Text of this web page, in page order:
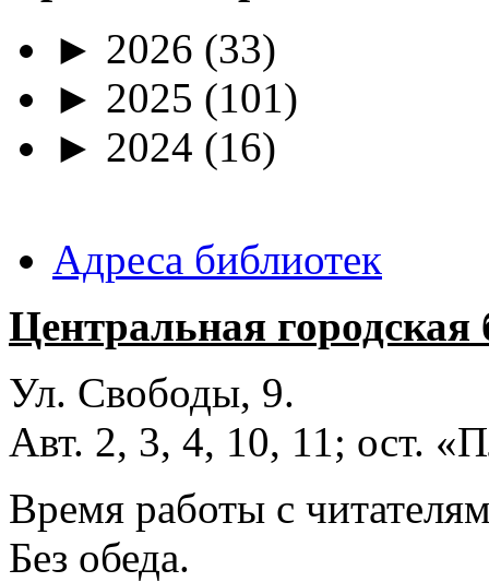
► 2026 (33)
► 2025 (101)
► 2024 (16)
Адреса библиотек
Центральная
Ул. Свободы, 9.
Авт. 2, 3, 4, 10, 11; ост.
Время работы с
Без обеда.